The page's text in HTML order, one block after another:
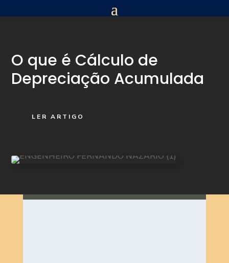
O que é Cálculo de
Depreciação Acumulada
LER ARTIGO